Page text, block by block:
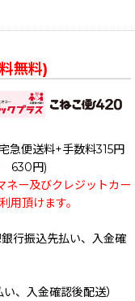
無料)
急便送料+手数料315円
630円)
ネー及びクレジットカー
用頂けます。
行振込先払い、入金確
、入金確認後配送）